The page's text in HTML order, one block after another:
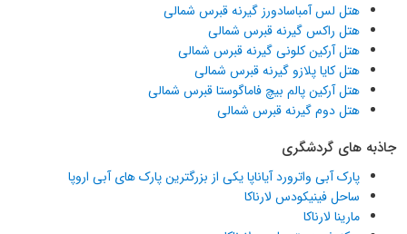
هتل لس آمباسادورز گیرنه قبرس شمالی
هتل راکس گیرنه قبرس شمالی
هتل آرکین کلونی گیرنه قبرس شمالی
هتل کایا پلازو گیرنه قبرس شمالی
هتل آرکین پالم بیچ فاماگوستا قبرس شمالی
هتل دوم گیرنه قبرس شمالی
جاذبه های گردشگری
پارک آبی واترورد آیاناپا یکی از بزرگترین پارک های آبی اروپا
ساحل فینیکودس لارناکا
مارینا لارناکا